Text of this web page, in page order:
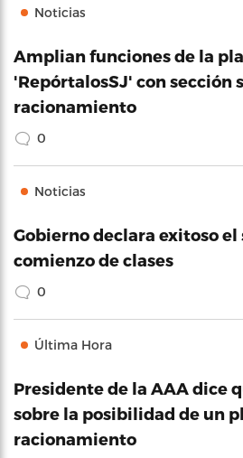
Noticias
Amplian funciones de la
'RepórtalosSJ' con sección
racionamiento
0
Noticias
Gobierno declara exitoso el
comienzo de clases
0
Última Hora
Presidente de la AAA dice
sobre la posibilidad de un
racionamiento